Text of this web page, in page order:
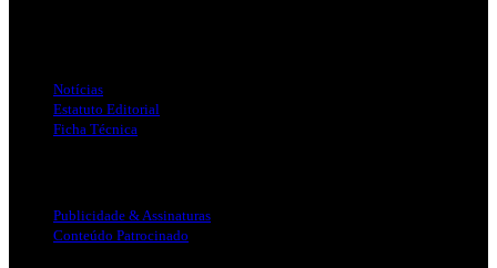
Notícias
Estatuto Editorial
Ficha Técnica
Publicidade & Assinaturas
Conteúdo Patrocinado